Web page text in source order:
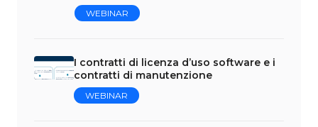
WEBINAR
I contratti di licenza d’uso software e i
contratti di manutenzione
WEBINAR